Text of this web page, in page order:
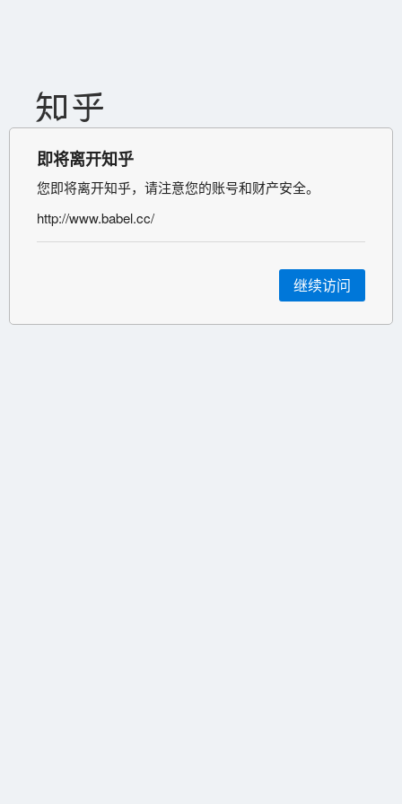
即将离开知乎
您即将离开知乎，请注意您的账号和财产安全。
http://www.babel.cc/
继续访问